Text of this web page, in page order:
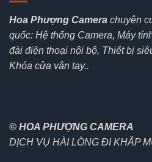
Hoa Phượng Camera chuyên
quốc: Hệ thống Camera, Máy
đài điện thoại nội bộ, Thiết bị
Khóa cửa vân tay..
© HOA PHƯỢNG CAMERA
DỊCH VỤ HÀI LÒNG ĐI KHẮP